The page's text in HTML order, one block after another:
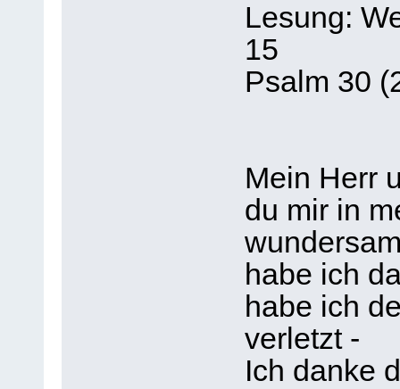
Lesung:
15
Psalm 30
Mein Herr
du mir in
habe ich
habe ich
verletzt -
Ich danke